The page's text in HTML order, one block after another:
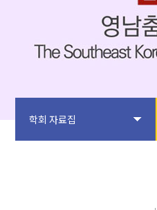
학회 자료집